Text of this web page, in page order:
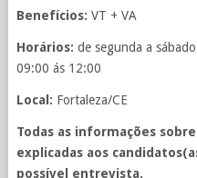
Benefícios: VT + VA
Horários: de segunda a
09:00 ás 12:00
Local: Fortaleza/CE
Todas as informações
explicadas aos
possível entrevista.